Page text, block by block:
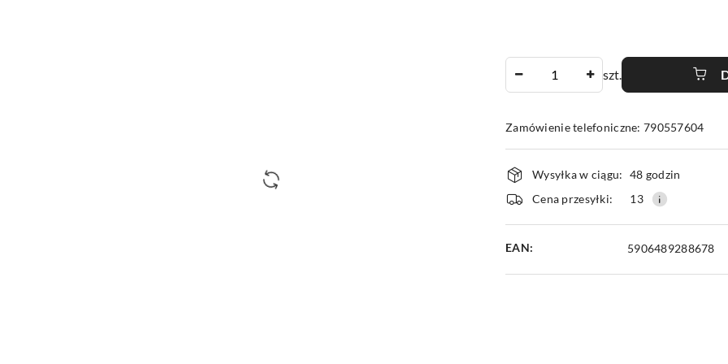
szt.
Zamówienie telefoniczne: 790557604
Dostępność
i
dostawa
Wysyłka w ciągu: 48 godzin
Cena przesyłki:
13
EAN: 5906489288678